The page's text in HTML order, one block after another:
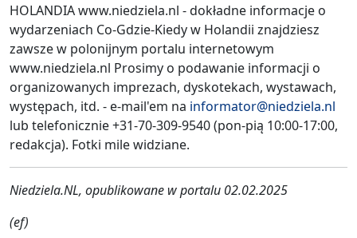
HOLANDIA www.niedziela.nl - dokładne informacje o
wydarzeniach Co-Gdzie-Kiedy w Holandii znajdziesz
zawsze w polonijnym portalu internetowym
www.niedziela.nl Prosimy o podawanie informacji o
organizowanych imprezach, dyskotekach, wystawach,
występach, itd. - e-mail'em na informator@niedziela.nl
lub telefonicznie +31-70-309-9540 (pon-pią 10:00-17:00,
redakcja). Fotki mile widziane.
Niedziela.NL, opublikowane w portalu 02.02.2025
(ef)